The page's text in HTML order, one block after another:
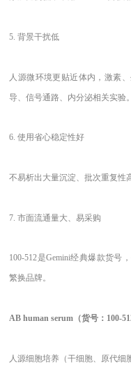
5. 背景干扰低
人源微环境更贴近体内，激素
导、信号通路、内分泌相关实验。
6. 使用省心稳定性好
不易析出大量沉淀、批次重复性
7. 市面流通量大、易采购
100-512是Gemini经典爆款货号
繁换品牌。
AB human serum（货号：100-
人源细胞培养（干细胞、原代细